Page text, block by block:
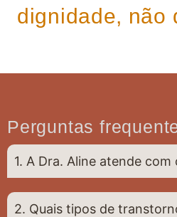
dignidade, não
Perguntas
1. A Dra. Aline atende com
2. Quais tipos de